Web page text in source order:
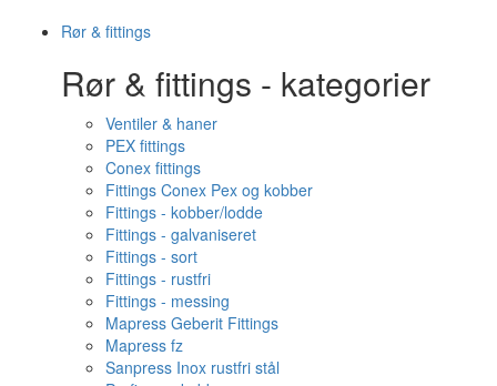
Rør & fittings
Rør & fittings - kategorier
Ventiler & haner
PEX fittings
Conex fittings
Fittings Conex Pex og kobber
Fittings - kobber/lodde
Fittings - galvaniseret
Fittings - sort
Fittings - rustfri
Fittings - messing
Mapress Geberit Fittings
Mapress fz
Sanpress Inox rustfri stål